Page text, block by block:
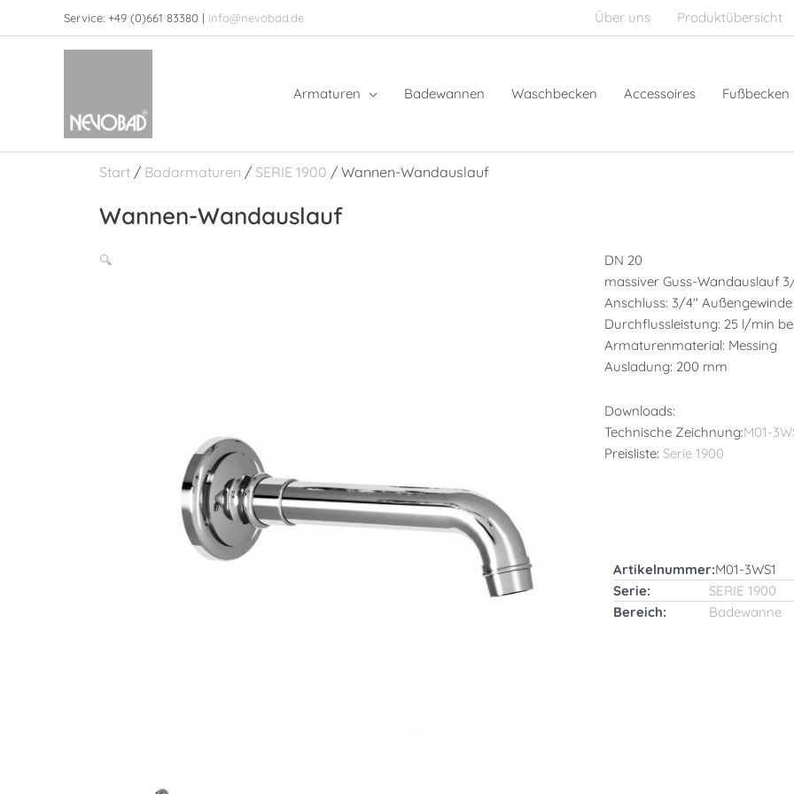
Service: +49 (0)661 83380 | info@nevobad.de Über uns Produktübersicht
Armaturen Badewannen Waschbecken Accessoires Fußbecken
Start / Badarmaturen / SERIE 1900 / Wannen-Wandauslauf
Wannen-Wandauslauf
🔍
DN 20
massiver Guss-Wandauslauf
Anschluss: 3/4″
Durchflussleistung: 25 l/min
Armaturenmaterial: Messing
Ausladung: 200 mm
Downloads:
Technische Zeichnung:M01-
Preisliste: Serie 1900
Artikelnummer:M01-3WS1
Serie:
SERIE 1900
Bereich:
Badewanne